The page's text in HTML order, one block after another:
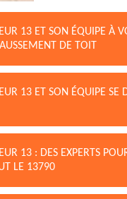
13 ET SON ÉQUIPE À
DE TOIT
13 ET SON ÉQUIPE
13 : DES EXPERTS
LE 13790